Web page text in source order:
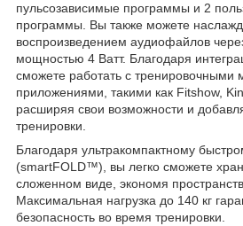
пульсозависимые программы и 2
программы. Вы также можете
воспроизведением аудиофайлов
мощностью 4 Ватт. Благодаря
сможете работать с тренировочными
приложениями, такими как Fitshow,
расширяя свои возможности и
тренировки.
Благодаря ультракомпактному
(smartFOLD™), вы легко сможете
сложенном виде, экономя
Максимальная нагрузка до 140 кг
безопасность во время тренировки.